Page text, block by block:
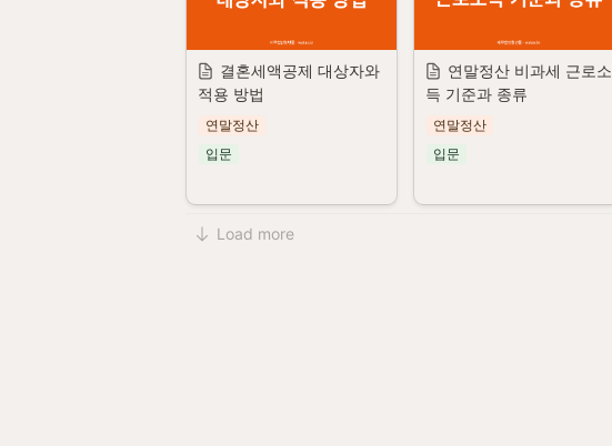
결혼세액공제 대상자와
적용 방법
연말정산
입문
연말정산 비과세 근로소
득 기준과 종류
연말정산
입문
Load more